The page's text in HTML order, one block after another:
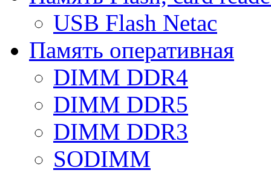
USB Flash Netac
Память оперативная
DIMM DDR4
DIMM DDR5
DIMM DDR3
SODIMM